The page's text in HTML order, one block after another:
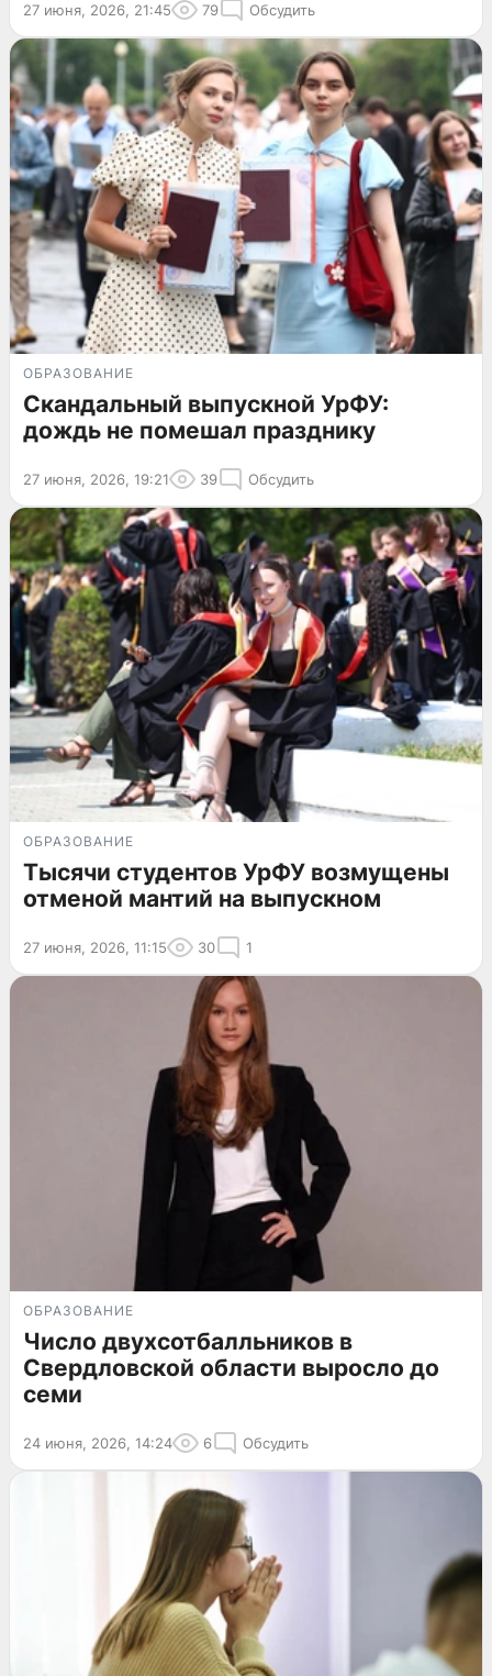
27 июня, 2026, 21:45 79 Обсудить
ОБРАЗОВАНИЕ
Скандальный выпускной УрФУ:
дождь не помешал празднику
27 июня, 2026, 19:21 39 Обсудить
ОБРАЗОВАНИЕ
Тысячи студентов УрФУ возмущены
отменой мантий на выпускном
27 июня, 2026, 11:15 30 1
ОБРАЗОВАНИЕ
Число двухсотбалльников в
Свердловской области выросло до
семи
24 июня, 2026, 14:24 6 Обсудить